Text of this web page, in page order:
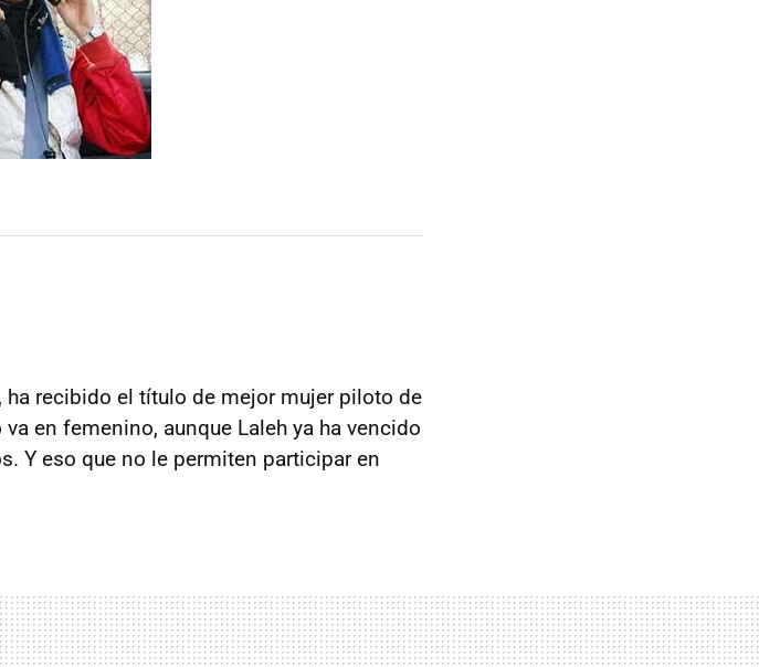
ha recibido el título de mejor mujer piloto de
en femenino, aunque Laleh ya ha vencido
Y eso que no le permiten participar en